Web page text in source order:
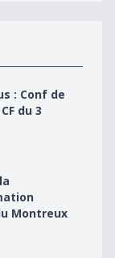
3 novembre
: Conf de
du 3
du Montreux
Montreux